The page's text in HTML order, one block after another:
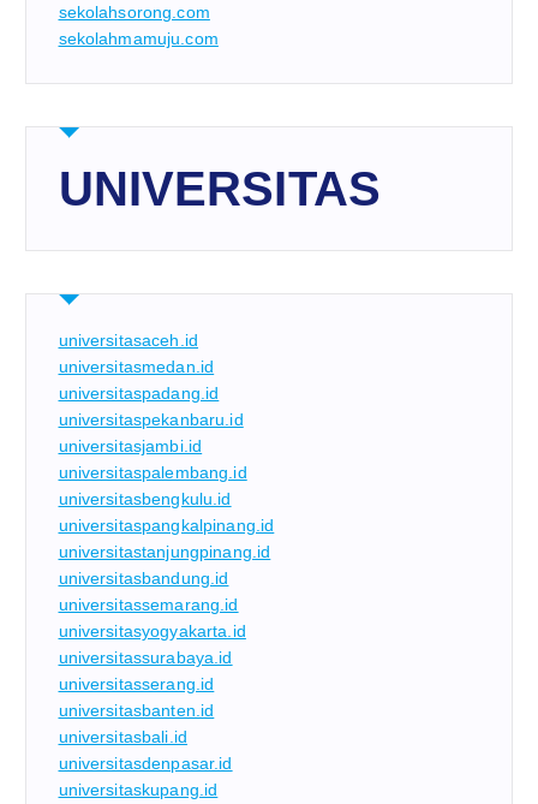
sekolahsorong.com
sekolahmamuju.com
UNIVERSITAS
universitasaceh.id
universitasmedan.id
universitaspadang.id
universitaspekanbaru.id
universitasjambi.id
universitaspalembang.id
universitasbengkulu.id
universitaspangkalpinang.id
universitastanjungpinang.id
universitasbandung.id
universitassemarang.id
universitasyogyakarta.id
universitassurabaya.id
universitasserang.id
universitasbanten.id
universitasbali.id
universitasdenpasar.id
universitaskupang.id